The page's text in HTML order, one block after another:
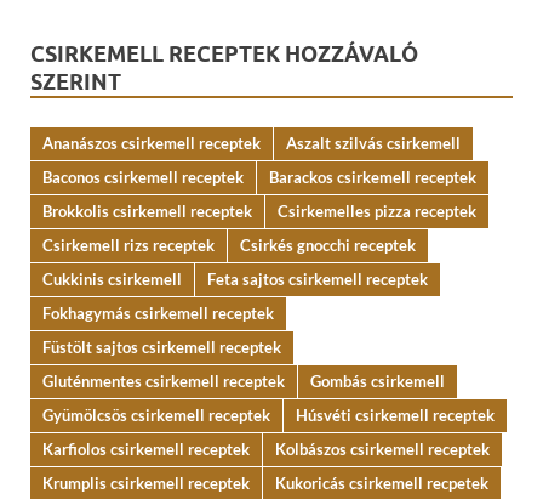
CSIRKEMELL RECEPTEK HOZZÁVALÓ
SZERINT
Ananászos csirkemell receptek
Aszalt szilvás csirkemell
Baconos csirkemell receptek
Barackos csirkemell receptek
Brokkolis csirkemell receptek
Csirkemelles pizza receptek
Csirkemell rizs receptek
Csirkés gnocchi receptek
Cukkinis csirkemell
Feta sajtos csirkemell receptek
Fokhagymás csirkemell receptek
Füstölt sajtos csirkemell receptek
Gluténmentes csirkemell receptek
Gombás csirkemell
Gyümölcsös csirkemell receptek
Húsvéti csirkemell receptek
Karfiolos csirkemell receptek
Kolbászos csirkemell receptek
Krumplis csirkemell receptek
Kukoricás csirkemell recpetek